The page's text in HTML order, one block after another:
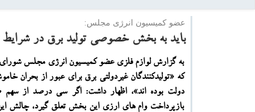
عضو كمیسیون انرژی مجلس:
باید به بخش خصوصی تولید برق در شرایط
به گزارش لوازم فلزی عضو كمیسیون انرژی مجلس شورای
كه «تولیدكنندگان غیردولتی برق برای عبور از بحران
دولت بوده اند»، اظهار داشت: اگر سی درصد از سهم
بازپرداخت وام های ارزی این بخش تعلق گیرد، چالش